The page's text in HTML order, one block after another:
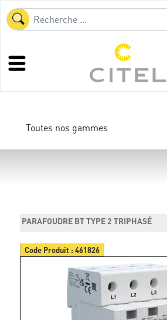
Toutes nos gammes
PARAFOUDRE BT TYPE 2 TRIPHASÉ
Code Produit :461826